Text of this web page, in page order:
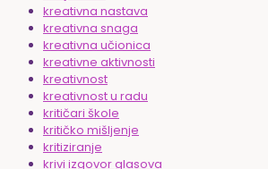
kreativna nastava
kreativna snaga
kreativna učionica
kreativne aktivnosti
kreativnost
kreativnost u radu
kritičari škole
kritičko mišljenje
kritiziranje
krivi izgovor glasova